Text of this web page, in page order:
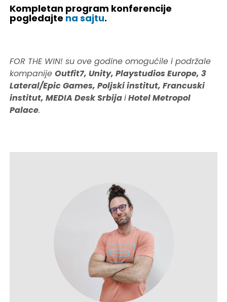
Kompletan program konferencije
pogledajte na sajtu.
FOR THE WIN! su ove godine omogućile i podržale
kompanijeOutfit7, Unity, Playstudios Europe, 3
Lateral/Epic Games, Poljski institut, Francuski
institut, MEDIA Desk SrbijaiHotel Metropol
Palace.